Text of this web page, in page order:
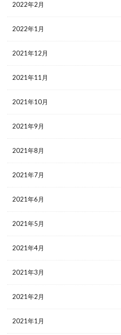
2022年2月
2022年1月
2021年12月
2021年11月
2021年10月
2021年9月
2021年8月
2021年7月
2021年6月
2021年5月
2021年4月
2021年3月
2021年2月
2021年1月